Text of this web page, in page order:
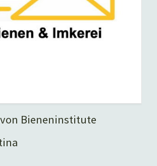
von Bieneninstitute